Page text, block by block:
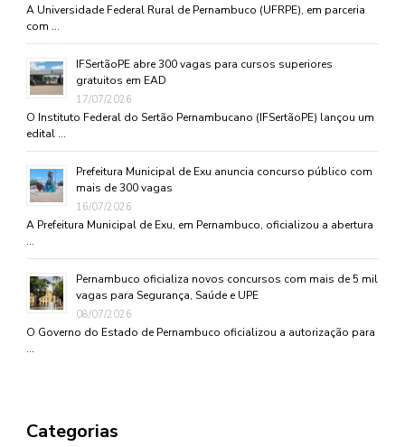
A Universidade Federal Rural de Pernambuco (UFRPE), em parceria
com …
IFSertãoPE abre 300 vagas para cursos superiores
gratuitos em EAD
17/07/2026
O Instituto Federal do Sertão Pernambucano (IFSertãoPE) lançou um
edital …
Prefeitura Municipal de Exu anuncia concurso público com
mais de 300 vagas
16/07/2026
A Prefeitura Municipal de Exu, em Pernambuco, oficializou a abertura
…
Pernambuco oficializa novos concursos com mais de 5 mil
vagas para Segurança, Saúde e UPE
08/07/2026
O Governo do Estado de Pernambuco oficializou a autorização para
…
Categorias